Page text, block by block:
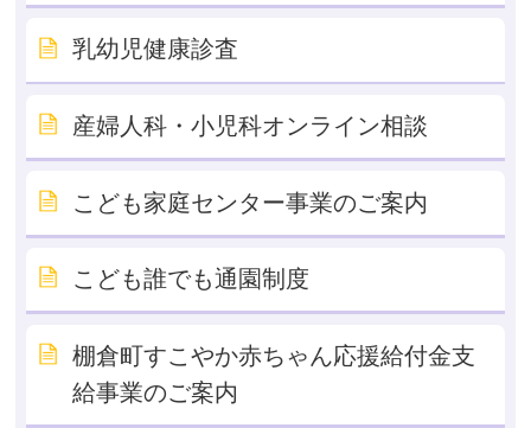
乳幼児健康診査
産婦人科・小児科オンライン相談
こども家庭センター事業のご案内
こども誰でも通園制度
棚倉町すこやか赤ちゃん応援給付金支
給事業のご案内